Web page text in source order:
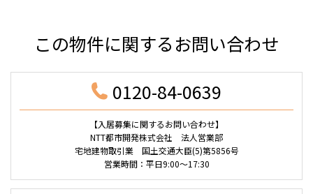
この物件に関するお問い合わせ
0120-84-0639
【入居募集に関するお問い合わせ】
NTT都市開発株式会社 法人営業部
宅地建物取引業 国土交通大臣(5)第5856号
営業時間：平日9:00～17:30